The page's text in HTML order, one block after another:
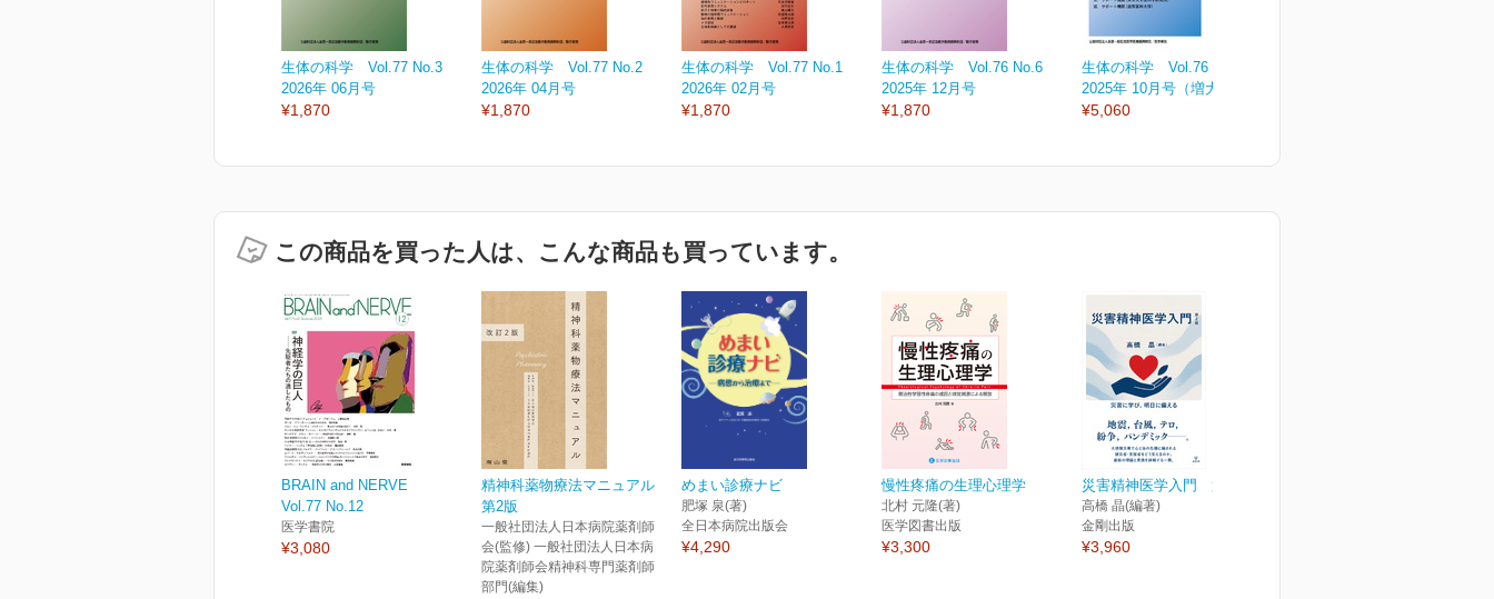
生体の科学 Vol.77 No.3
2026年 06月号
¥1,870
生体の科学 Vol.77 No.2
2026年 04月号
¥1,870
生体の科学 Vol.77 No.1
2026年 02月号
¥1,870
生体の科学 Vol.76 No.6
2025年 12月号
¥1,870
生体の科学 Vol.76 No.5
2025年 10月号（増大号）
¥5,060
この商品を買った人は、こんな商品も買っています。
BRAIN and NERVE
Vol.77 No.12
医学書院
¥3,080
精神科薬物療法マニュアル
第2版
一般社団法人日本病院薬剤師
会(監修) 一般社団法人日本病
院薬剤師会精神科専門薬剤師
部門(編集)
めまい診療ナビ
肥塚 泉(著)
全日本病院出版会
¥4,290
慢性疼痛の生理心理学
北村 元隆(著)
医学図書出版
¥3,300
災害精神医学入門 第2版
高橋 晶(編著)
金剛出版
¥3,960